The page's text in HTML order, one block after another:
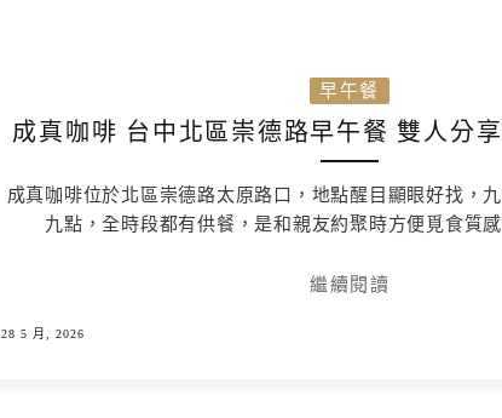
早午餐
成真咖啡 台中北區崇德路早午餐 雙人分
成真咖啡位於北區崇德路太原路口，地點醒目顯眼好找，
九點，全時段都有供餐，是和親友約聚時方便覓食質
繼續閱讀
28 5 月, 2026